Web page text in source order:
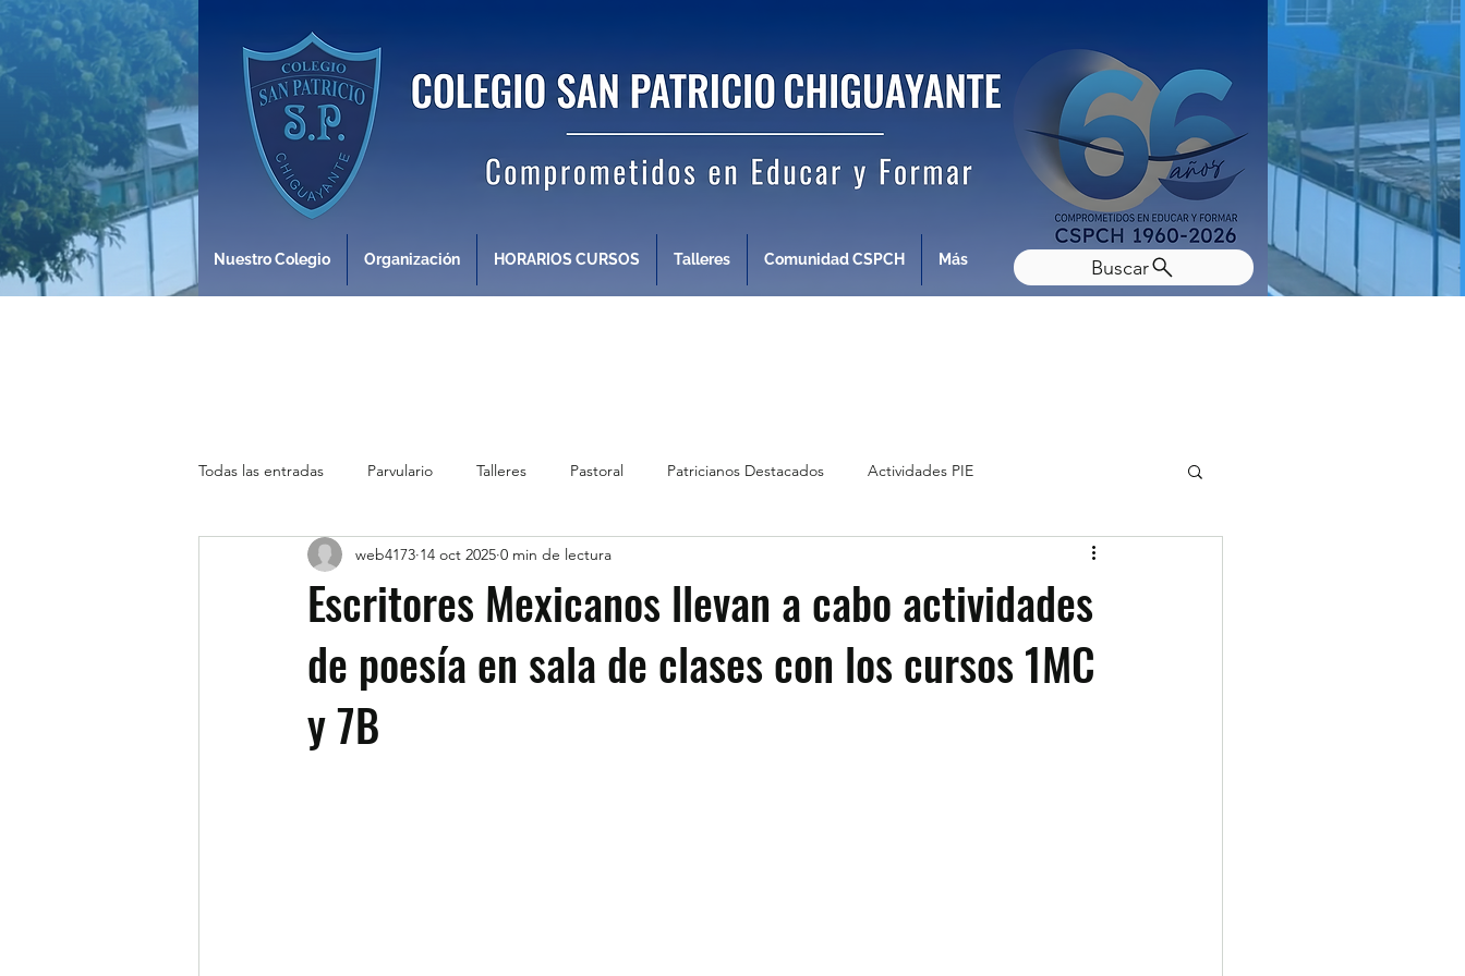
Nuestro Colegio Organización HORARIOS CURSOS Talleres Comunidad CSPCH Más Buscar
Todas las entradas Parvulario Talleres Pastoral Patricianos Destacados Actividades PIE
Escritores Mexicanos llevan a cabo actividades
de poesía en sala de clases con los cursos 1MC
y 7B
web4173 14 oct 2025 0 min de lectura